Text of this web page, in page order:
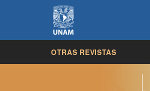
OTRAS REVISTAS